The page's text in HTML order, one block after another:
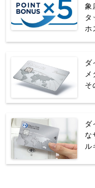
象
タ
ホ
ダ
そ
ダ
な
ル